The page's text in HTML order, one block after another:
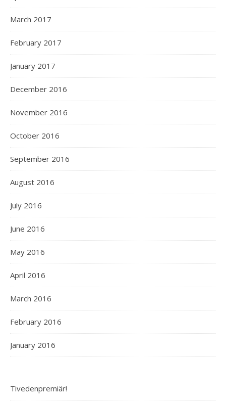
March 2017
February 2017
January 2017
December 2016
November 2016
October 2016
September 2016
August 2016
July 2016
June 2016
May 2016
April 2016
March 2016
February 2016
January 2016
Tivedenpremiär!